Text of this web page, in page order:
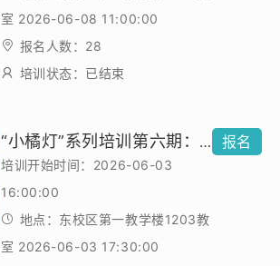
室 2026-06-08 11:00:00
报名人数：28
培训状态：已结束
“小橘灯”系列培训第六期："三个及时融入”理念引领·智能体协作赋能--“高分子物理”智慧课程建设初探
培训开始时间：2026-06-03
16:00:00
地点：东校区第一教学楼1203教
室 2026-06-03 17:30:00
报名